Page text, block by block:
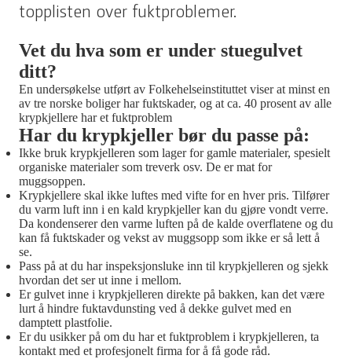
topplisten over fuktproblemer.
Vet du hva som er under stuegulvet
ditt?
En undersøkelse utført av Folkehelseinstituttet viser at minst en
av tre norske boliger har fuktskader, og at ca. 40 prosent av alle
krypkjellere har et fuktproblem
Har du krypkjeller bør du passe på:
Ikke bruk krypkjelleren som lager for gamle materialer, spesielt
organiske materialer som treverk osv. De er mat for
muggsoppen.
Krypkjellere skal ikke luftes med vifte for en hver pris. Tilfører
du varm luft inn i en kald krypkjeller kan du gjøre vondt verre.
Da kondenserer den varme luften på de kalde overflatene og du
kan få fuktskader og vekst av muggsopp som ikke er så lett å
se.
Pass på at du har inspeksjonsluke inn til krypkjelleren og sjekk
hvordan det ser ut inne i mellom.
Er gulvet inne i krypkjelleren direkte på bakken, kan det være
lurt å hindre fuktavdunsting ved å dekke gulvet med en
damptett plastfolie.
Er du usikker på om du har et fuktproblem i krypkjelleren, ta
kontakt med et profesjonelt firma for å få gode råd.